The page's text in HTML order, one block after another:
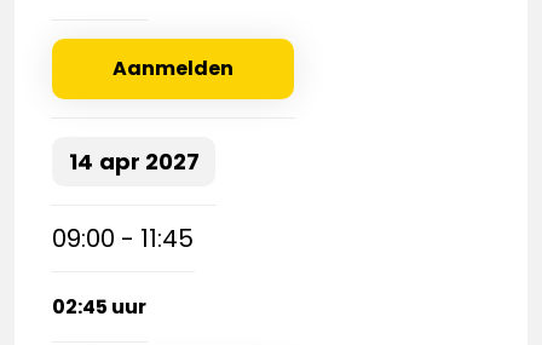
Aanmelden
14 apr 2027
09:00 - 11:45
02:45 uur